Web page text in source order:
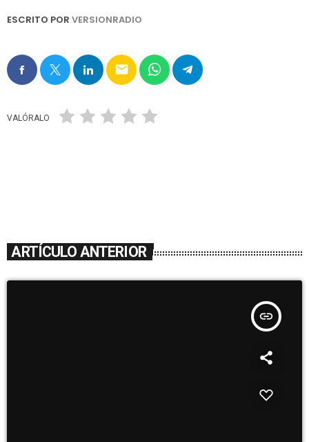
ESCRITO POR VERSIONRADIO
email
VALÓRALO
ARTÍCULO ANTERIOR
insert_link